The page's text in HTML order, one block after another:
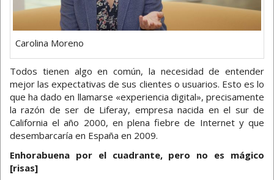
Carolina Moreno
Todos tienen algo en común, la necesidad de entender
mejor las expectativas de sus clientes o usuarios. Esto es lo
que ha dado en llamarse «experiencia digital», precisamente
la razón de ser de Liferay, empresa nacida en el sur de
California el año 2000, en plena fiebre de Internet y que
desembarcaría en España en 2009.
Enhorabuena por el cuadrante, pero no es mágico
[risas]